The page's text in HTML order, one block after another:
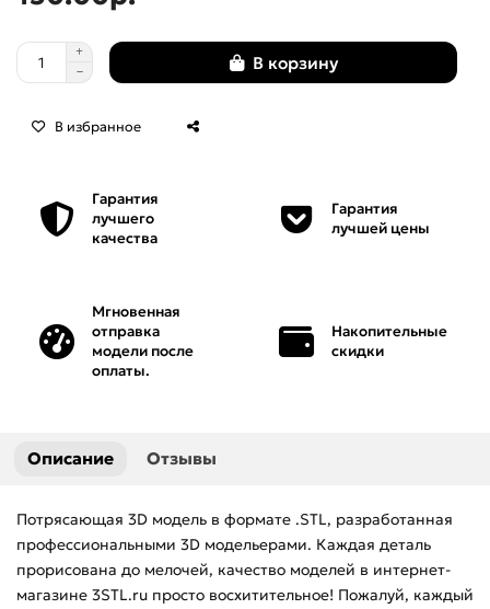
Панно
Персонажи
Рамки
Рукоятки
Фасады
В корзину
В избранное
Гарантия
лучшего
качества
Гарантия
лучшей цены
Мгновенная
отправка
модели после
оплаты.
Накопительные
скидки
Описание Отзывы
Потрясающая 3D модель в формате .STL, разработанная
профессиональными 3D модельерами. Каждая деталь
прорисована до мелочей, качество моделей в интернет-
магазине 3STL.ru просто восхитительное! Пожалуй, каждый